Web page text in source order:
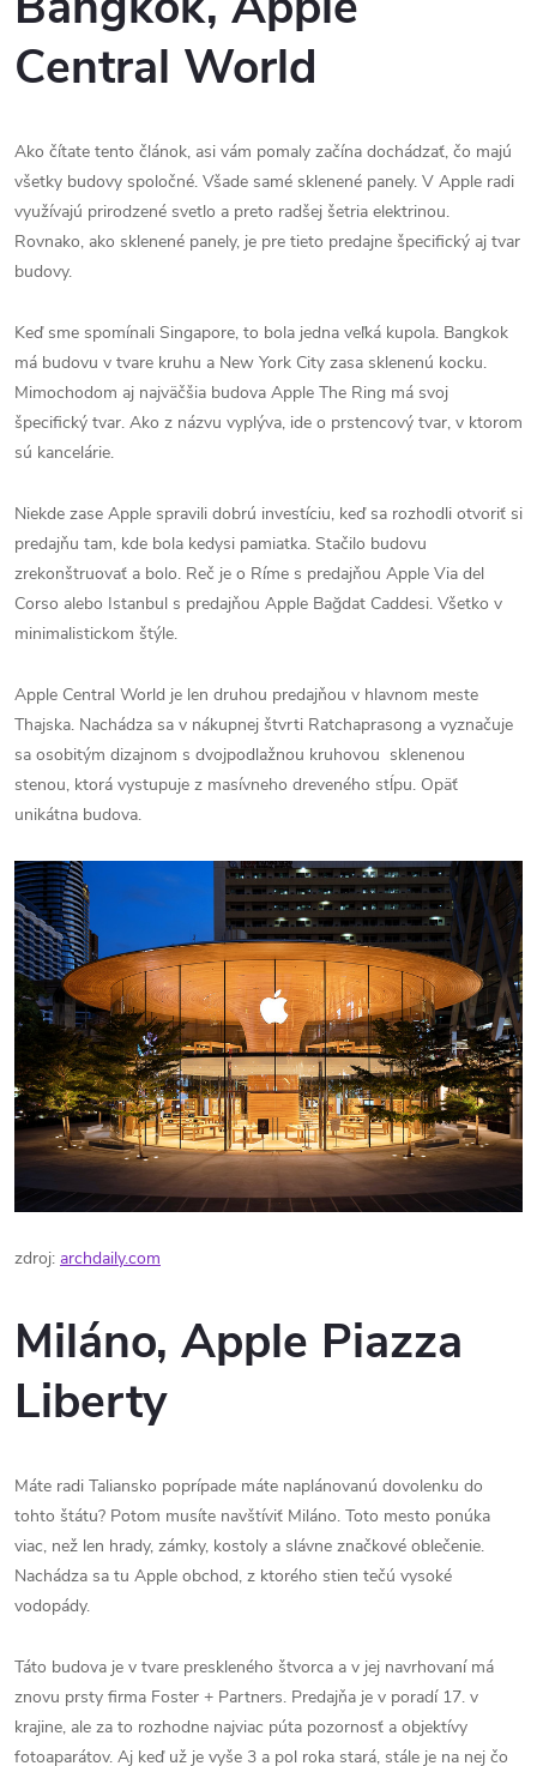
Central World
Ako čítate tento článok, asi vám pomaly začína dochádzať, čo majú
všetky budovy spoločné. Všade samé sklenené panely. V Apple radi
využívajú prirodzené svetlo a preto radšej šetria elektrinou.
Rovnako, ako sklenené panely, je pre tieto predajne špecifický aj tvar
budovy.
Keď sme spomínali Singapore, to bola jedna veľká kupola. Bangkok
má budovu v tvare kruhu a New York City zasa sklenenú kocku.
Mimochodom aj najväčšia budova Apple The Ring má svoj
špecifický tvar. Ako z názvu vyplýva, ide o prstencový tvar, v ktorom
sú kancelárie.
Niekde zase Apple spravili dobrú investíciu, keď sa rozhodli otvoriť si
predajňu tam, kde bola kedysi pamiatka. Stačilo budovu
zrekonštruovať a bolo. Reč je o Ríme s predajňou Apple Via del
Corso alebo Istanbul s predajňou Apple Bağdat Caddesi. Všetko v
minimalistickom štýle.
Apple Central World je len druhou predajňou v hlavnom meste
Thajska. Nachádza sa v nákupnej štvrti Ratchaprasong a vyznačuje
sa osobitým dizajnom s dvojpodlažnou kruhovou sklenenou
stenou, ktorá vystupuje z masívneho dreveného stĺpu. Opäť
unikátna budova.
zdroj: archdaily.com
Miláno, Apple Piazza
Liberty
Máte radi Taliansko poprípade máte naplánovanú dovolenku do
tohto štátu? Potom musíte navštíviť Miláno. Toto mesto ponúka
viac, než len hrady, zámky, kostoly a slávne značkové oblečenie.
Nachádza sa tu Apple obchod, z ktorého stien tečú vysoké
vodopády.
Táto budova je v tvare preskleného štvorca a v jej navrhovaní má
znovu prsty firma Foster + Partners. Predajňa je v poradí 17. v
krajine, ale za to rozhodne najviac púta pozornosť a objektívy
fotoaparátov. Aj keď už je vyše 3 a pol roka stará, stále je na nej čo